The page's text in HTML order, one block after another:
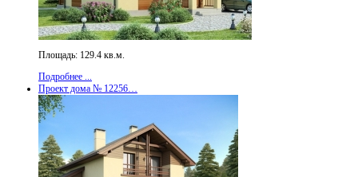
Площадь: 129.4 кв.м.
Подробнее ...
Проект дома № 12256…